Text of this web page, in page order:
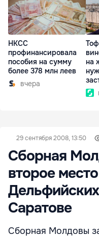
НКСС
профинансировала
пособия на сумму
более 378 млн леев
вчера
на
29 сентября 2008, 13:50
Сборная
второе
Саратове
Сборная Молдовы